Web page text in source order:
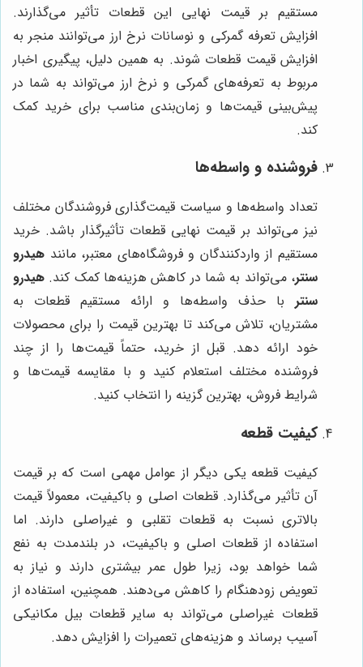
مستقیم بر قیمت نهایی این قطعات تأثیر می‌گذارند.
افزایش تعرفه گمرکی و نوسانات نرخ ارز می‌توانند منجر به
افزایش قیمت قطعات شوند. به همین دلیل، پیگیری اخبار
مربوط به تعرفه‌های گمرکی و نرخ ارز می‌تواند به شما در
پیش‌بینی قیمت‌ها و زمان‌بندی مناسب برای خرید کمک
کند.
فروشنده و واسطه‌ها
تعداد واسطه‌ها و سیاست قیمت‌گذاری فروشندگان مختلف
نیز می‌تواند بر قیمت نهایی قطعات تأثیرگذار باشد. خرید
مستقیم از واردکنندگان و فروشگاه‌های معتبر، مانند هیدرو
سنتر، می‌تواند به شما در کاهش هزینه‌ها کمک کند. هیدرو
سنتر با حذف واسطه‌ها و ارائه مستقیم قطعات به
مشتریان، تلاش می‌کند تا بهترین قیمت را برای محصولات
خود ارائه دهد. قبل از خرید، حتماً قیمت‌ها را از چند
فروشنده مختلف استعلام کنید و با مقایسه قیمت‌ها و
شرایط فروش، بهترین گزینه را انتخاب کنید.
کیفیت قطعه
کیفیت قطعه یکی دیگر از عوامل مهمی است که بر قیمت
آن تأثیر می‌گذارد. قطعات اصلی و باکیفیت، معمولاً قیمت
بالاتری نسبت به قطعات تقلبی و غیراصلی دارند. اما
استفاده از قطعات اصلی و باکیفیت، در بلندمدت به نفع
شما خواهد بود، زیرا طول عمر بیشتری دارند و نیاز به
تعویض زودهنگام را کاهش می‌دهند. همچنین، استفاده از
قطعات غیراصلی می‌تواند به سایر قطعات بیل مکانیکی
آسیب برساند و هزینه‌های تعمیرات را افزایش دهد.